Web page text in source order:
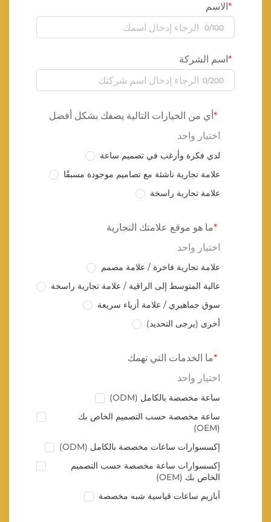
الاسم
0/100
اسم الشركة
0/200
أي من الخيارات التالية يصفك بشكل أفضل
اختيار واحد
لدي فكرة وأرغب في تصميم ساعة
علامة تجارية ناشئة مع تصاميم موجودة مسبقًا
علامة تجارية راسخة
ما هو موقع علامتك التجارية
اختيار واحد
علامة تجارية فاخرة / علامة مصمم
عالية المتوسط إلى الراقية / علامة تجارية راسخة
سوق جماهيري / علامة أزياء سريعة
أخرى (يرجى التحديد)
ما الخدمات التي تهمك
اختيار واحد
ساعة مخصصة بالكامل (ODM)
ساعة مخصصة حسب التصميم الخاص بك
(OEM)
إكسسوارات ساعات مخصصة بالكامل (ODM)
إكسسوارات ساعة مخصصة حسب التصميم
الخاص بك (OEM)
أبازيم ساعات قياسية شبه مخصصة